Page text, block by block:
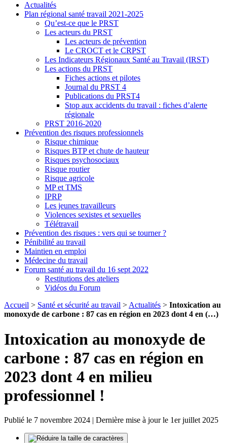
Actualités
Plan régional santé travail 2021-2025
Qu’est-ce que le PRST
Les acteurs du PRST
Les acteurs de prévention
Le CROCT et le CRPST
Les Indicateurs Régionaux Santé au Travail (IRST)
Les actions du PRST
Fiches actions et pilotes
Journal du PRST 4
Publications du PRST4
Stop aux accidents du travail : fiches d’alerte
régionale
PRST 2016-2020
Prévention des risques professionnels
Risque chimique
Risques BTP et chute de hauteur
Risques psychosociaux
Risque routier
Risque agricole
MP et TMS
IPRP
Les jeunes travailleurs
Violences sexistes et sexuelles
Télétravail
Prévention des risques : vers qui se tourner ?
Pénibilité au travail
Maintien en emploi
Médecine du travail
Forum santé au travail du 16 sept 2022
Restitutions des ateliers
Vidéos du Forum
Accueil > Santé et sécurité au travail >Actualités > Intoxication au
monoxyde de carbone : 87 cas en région en 2023 dont 4 en (…)
Intoxication au monoxyde de
carbone : 87 cas en région en
2023 dont 4 en milieu
professionnel !
Publié le 7 novembre 2024 | Dernière mise à jour le 1er juillet 2025